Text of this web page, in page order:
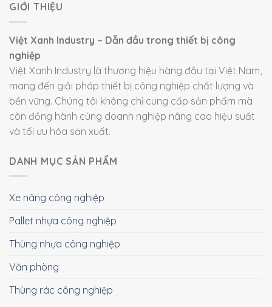
GIỚI THIỆU
Việt Xanh Industry – Dẫn đầu trong thiết bị công
nghiệp
Việt Xanh Industry là thương hiệu hàng đầu tại Việt Nam,
mang đến giải pháp thiết bị công nghiệp chất lượng và
bền vững. Chúng tôi không chỉ cung cấp sản phẩm mà
còn đồng hành cùng doanh nghiệp nâng cao hiệu suất
và tối ưu hóa sản xuất.
DANH MỤC SẢN PHẨM
Xe nâng công nghiệp
Pallet nhựa công nghiệp
Thùng nhựa công nghiệp
Văn phòng
Thùng rác công nghiệp